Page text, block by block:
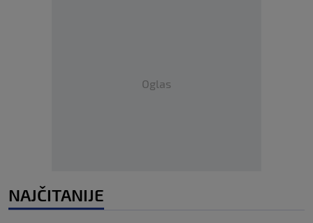
Oglas
NAJČITANIJE